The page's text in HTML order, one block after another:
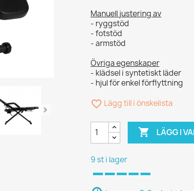
Manuell justering av
- ryggstöd
- fotstöd
- armstöd
Övriga egenskaper
- klädsel i syntetiskt läder
- hjul för enkel förflyttning
favorite_border Lägg till i önskelista
 LÄGG I
9 st i lager